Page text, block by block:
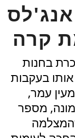
קרה
בחנות
בעקבות
עמר,
מספר